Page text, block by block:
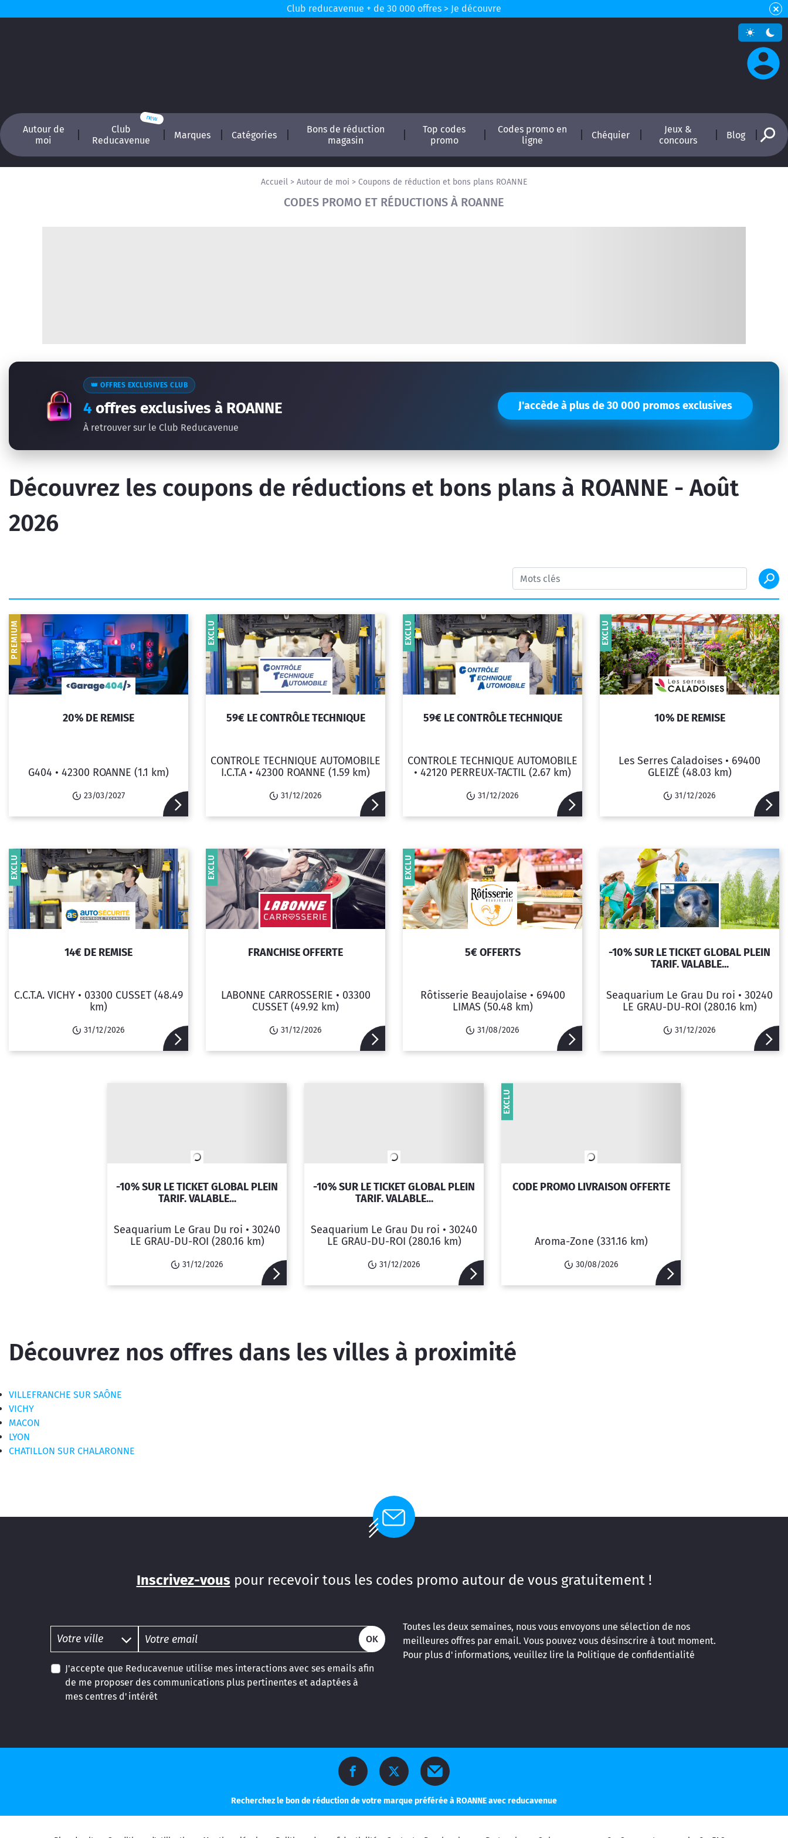
Club reducavenue + de 30 000 offres > Je découvre
Autour de
moi
Club
Reducavenue
Marques Catégories
Bons de réduction
magasin
Top codes
promo
Codes promo en
ligne
Chéquier
Jeux &
concours
Blog
Accueil > Autour de moi > Coupons de réduction et bons plans ROANNE
CODES PROMO ET RÉDUCTIONS À ROANNE
👑 OFFRES EXCLUSIVES CLUB
4offres exclusives à ROANNE
À retrouver sur le Club Reducavenue
J'accède à plus de 30 000 promos exclusives
Découvrez les coupons de réductions et bons plans à ROANNE - Août
2026
20% DE REMISE
G404 • 42300 ROANNE (1.1 km)
23/03/2027
PREMIUM
59€ LE CONTRÔLE TECHNIQUE
CONTROLE TECHNIQUE AUTOMOBILE
I.C.T.A • 42300 ROANNE (1.59 km)
31/12/2026
EXCLU
59€ LE CONTRÔLE TECHNIQUE
CONTROLE TECHNIQUE AUTOMOBILE
• 42120 PERREUX-TACTIL (2.67 km)
31/12/2026
EXCLU
10% DE REMISE
Les Serres Caladoises • 69400
GLEIZÉ (48.03 km)
31/12/2026
EXCLU
14€ DE REMISE
C.C.T.A. VICHY • 03300 CUSSET (48.49
km)
31/12/2026
EXCLU
FRANCHISE OFFERTE
LABONNE CARROSSERIE • 03300
CUSSET (49.92 km)
31/12/2026
EXCLU
5€ OFFERTS
Rôtisserie Beaujolaise • 69400
LIMAS (50.48 km)
31/08/2026
EXCLU
-10% SUR LE TICKET GLOBAL PLEIN
TARIF. VALABLE...
Seaquarium Le Grau Du roi • 30240
LE GRAU-DU-ROI (280.16 km)
31/12/2026
-10% SUR LE TICKET GLOBAL PLEIN
TARIF. VALABLE...
Seaquarium Le Grau Du roi • 30240
LE GRAU-DU-ROI (280.16 km)
31/12/2026
-10% SUR LE TICKET GLOBAL PLEIN
TARIF. VALABLE...
Seaquarium Le Grau Du roi • 30240
LE GRAU-DU-ROI (280.16 km)
31/12/2026
CODE PROMO LIVRAISON OFFERTE
Aroma-Zone (331.16 km)
30/08/2026
EXCLU
Découvrez nos offres dans les villes à proximité
VILLEFRANCHE SUR SAÔNE
VICHY
MACON
LYON
CHATILLON SUR CHALARONNE
Inscrivez-vous pour recevoir tous les codes promo autour de vous gratuitement !
OK
J'accepte que Reducavenue utilise mes interactions avec ses emails afin
de me proposer des communications plus pertinentes et adaptées à
mes centres d'intérêt
Toutes les deux semaines, nous vous envoyons une sélection de nos
meilleures offres par email. Vous pouvez vous désinscrire à tout moment.
Pour plus d'informations, veuillez lire la Politique de confidentialité
Recherchez le bon de réduction de votre marque préférée à ROANNE avec reducavenue